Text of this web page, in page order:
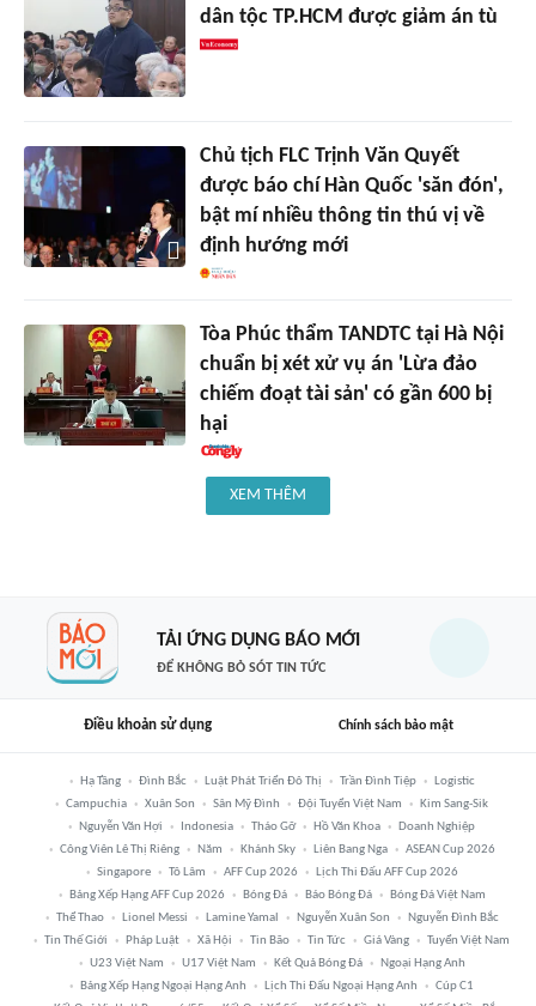
dân tộc TP.HCM được giảm án tù
Chủ tịch FLC Trịnh Văn Quyết
được báo chí Hàn Quốc 'săn đón',
bật mí nhiều thông tin thú vị về
định hướng mới
Tòa Phúc thẩm TANDTC tại Hà Nội
chuẩn bị xét xử vụ án 'Lừa đảo
chiếm đoạt tài sản' có gần 600 bị
hại
XEM THÊM
TẢI ỨNG DỤNG BÁO MỚI
ĐỂ KHÔNG BỎ SÓT TIN TỨC
Điều khoản sử dụng Chính sách bảo mật
Hạ Tầng Đình Bắc Luật Phát Triển Đô Thị Trần Đình Tiệp
Logistic
Campuchia
Xuân Son Sân Mỹ Đình Đội Tuyển Việt Nam
Kim Sang-Sik
Nguyễn Văn Hợi
Indonesia Tháo Gỡ Hồ Văn Khoa
Doanh Nghiệp
Công Viên Lê Thị Riêng
Năm Khánh Sky Liên Bang Nga
ASEAN Cup 2026
Singapore
Tô Lâm AFF Cup 2026
Lịch Thi Đấu AFF Cup 2026
Bảng Xếp Hạng AFF Cup 2026
Bóng Đá Báo Bóng Đá
Bóng Đá Việt Nam
Thể Thao
Lionel Messi Lamine Yamal Nguyễn Xuân Son
Nguyễn Đình Bắc
Tin Thế Giới
Pháp Luật Xã Hội Tin Bão Tin Tức Giá Vàng
Tuyển Việt Nam
U23 Việt Nam
U17 Việt Nam Kết Quả Bóng Đá
Ngoại Hạng Anh
Bảng Xếp Hạng Ngoại Hạng Anh
Lịch Thi Đấu Ngoại Hạng Anh
Cúp C1